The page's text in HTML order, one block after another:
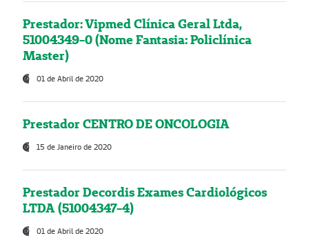
Prestador: Vipmed Clínica Geral Ltda,
51004349-0 (Nome Fantasia: Policlínica
Master)
01 de Abril de 2020
Prestador CENTRO DE ONCOLOGIA
15 de Janeiro de 2020
Prestador Decordis Exames Cardiológicos
LTDA (51004347-4)
01 de Abril de 2020